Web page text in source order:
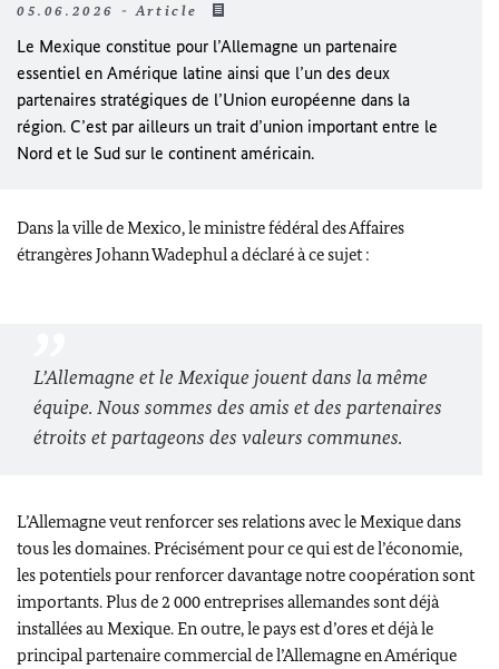
05.06.2026 - Article
Le Mexique constitue pour l’Allemagne un partenaire
essentiel en Amérique latine ainsi que l’un des deux
partenaires stratégiques de l’Union européenne dans la
région. C’est par ailleurs un trait d’union important entre le
Nord et le Sud sur le continent américain.
Dans la ville de Mexico, le ministre fédéral des Affaires
étrangèresJohann Wadephul a déclaré à ce sujet :
L’Allemagne et le Mexique jouent dans la même
équipe. Nous sommes des amis et des partenaires
étroits et partageons des valeurs communes.
L’Allemagne veut renforcer ses relations avec le Mexique dans
tous les domaines. Précisément pour ce qui est de l’économie,
les potentiels pour renforcer davantage notre coopération sont
importants. Plus de 2 000 entreprises allemandes sont déjà
installées au Mexique. En outre, le pays est d’ores et déjà le
principal partenaire commercial de l’Allemagne en Amérique